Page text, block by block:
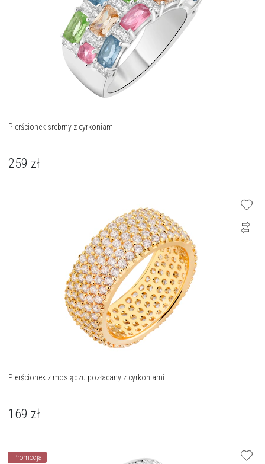
Pierścionek srebrny z cyrkoniami
259 zł
Pierścionek z mosiądzu pozłacany z cyrkoniami
169 zł
Promocja